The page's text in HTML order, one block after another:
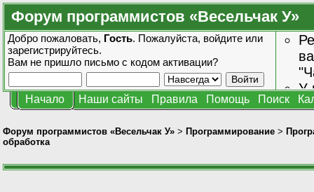
Форум программистов «Весельчак У»
Добро пожаловать, Гость. Пожалуйста, войдите или
зарегистрируйтесь.
Вам не пришло письмо с кодом активации?
У
Начало Наши сайты Правила Помощь Поиск
Форум программистов «Весельчак У» > Программирование >
обработка